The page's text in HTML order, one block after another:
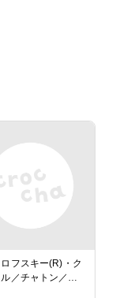
ロフスキー(R)・ク
／チャトン／
ペリドット